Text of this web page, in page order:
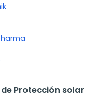
Protección solar